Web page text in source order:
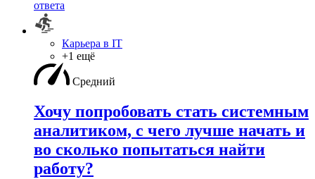
ответа
Карьера в IT
+1 ещё
Средний
Хочу попробовать стать системным
аналитиком, с чего лучше начать и
во сколько попытаться найти
работу?